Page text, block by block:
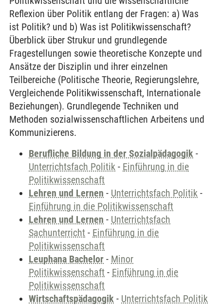
Reflexion über Politik entlang der Fragen: a) Was
ist Politik? und b) Was ist Politikwissenschaft?
Überblick über Strukur und grundlegende
Fragestellungen sowie theoretische Konzepte und
Ansätze der Disziplin und ihrer einzelnen
Teilbereiche (Politische Theorie, Regierungslehre,
Vergleichende Politikwissenschaft, Internationale
Beziehungen). Grundlegende Techniken und
Methoden sozialwissenschaftlichen Arbeitens und
Kommunizierens.
Berufliche Bildung in der Sozialpädagogik -
Unterrichtsfach Politik - Einführung in die
Politikwissenschaft
Lehren und Lernen - Unterrichtsfach Politik -
Einführung in die Politikwissenschaft
Lehren und Lernen - Unterrichtsfach
Sachunterricht - Einführung in die
Politikwissenschaft
Leuphana Bachelor - Minor
Politikwissenschaft - Einführung in die
Politikwissenschaft
Wirtschaftspädagogik - Unterrichtsfach Politik